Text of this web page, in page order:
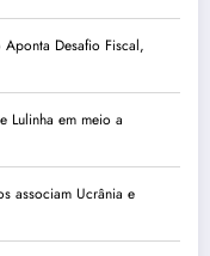
Desafio Fiscal,
Lulinha em meio a
associam Ucrânia e